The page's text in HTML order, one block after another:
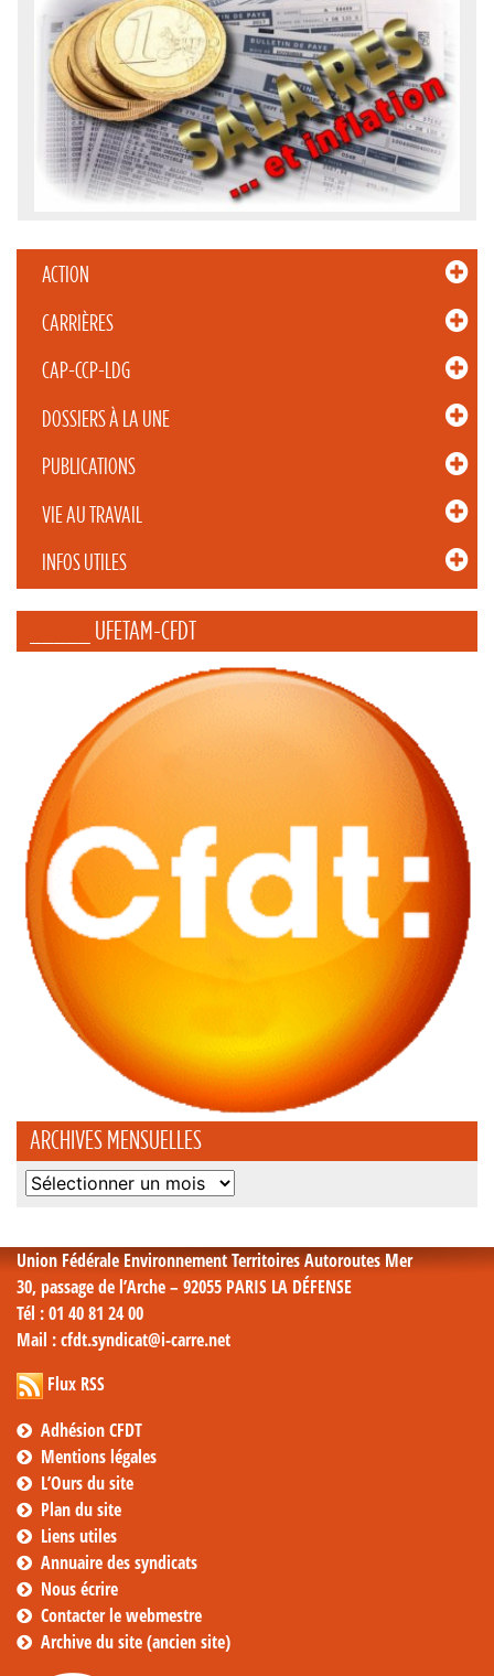
ACTION
CARRIÈRES
CAP-CCP-LDG
DOSSIERS À LA UNE
PUBLICATIONS
VIE AU TRAVAIL
INFOS UTILES
_____ UFETAM-CFDT
ARCHIVES MENSUELLES
Archives
Union Fédérale Environnement Territoires Autoroutes Mer
30, passage de l’Arche – 92055 PARIS LA DÉFENSE
Tél : 01 40 81 24 00
Mail : cfdt.syndicat@i-carre.net
Flux RSS
Adhésion CFDT
Mentions légales
L’Ours du site
Plan du site
Liens utiles
Annuaire des syndicats
Nous écrire
Contacter le webmestre
Archive du site (ancien site)